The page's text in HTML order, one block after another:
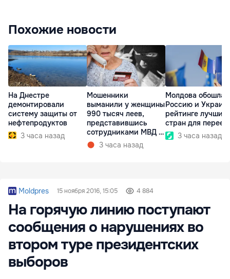
Похожие новости
На Днестре
демонтировали
систему защиты от
нефтепродуктов
3 часа назад
Мошенники
выманили у женщины
990 тысяч леев,
представившись
сотрудниками МВД и
СИБ3 часа назад
Молдова обошла
Россию и
рейтинге лучших
стран для
3 часа назад
Moldpres 15 ноября 2016, 15:05 4 884
На горячую линию поступают
сообщения о нарушениях во
втором туре президентских
выборов